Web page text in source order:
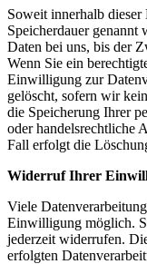
Soweit innerhalb dieser
Speicherdauer genannt
Daten bei uns, bis der
Wenn Sie ein
Einwilligung zur
gelöscht, sofern wir
die Speicherung Ihrer
oder handelsrechtliche
Fall erfolgt die
Widerruf Ihrer
Viele
Einwilligung möglich.
jederzeit widerrufen.
erfolgten